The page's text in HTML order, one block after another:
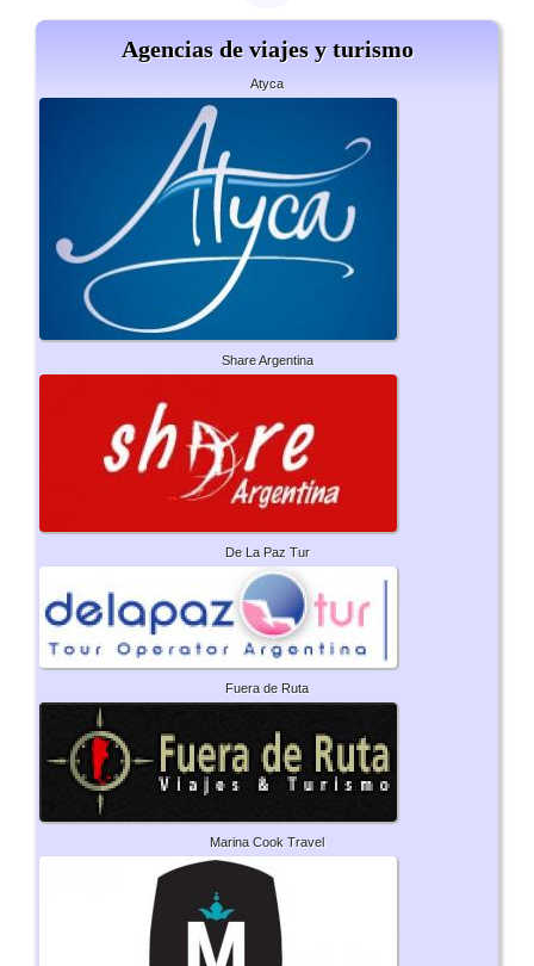
Agencias de viajes y turismo
Atyca
Share Argentina
De La Paz Tur
Fuera de Ruta
Marina Cook Travel